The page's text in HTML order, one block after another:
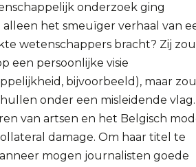
onderzoek ging
het smeuïger verhaal van
wetenschappers bracht? Zij zou
een persoonlijke visie
bijvoorbeeld), maar
onder een misleidende vlag.
van artsen en het Belgisch
damage. Om haar titel te
mogen journalisten goede